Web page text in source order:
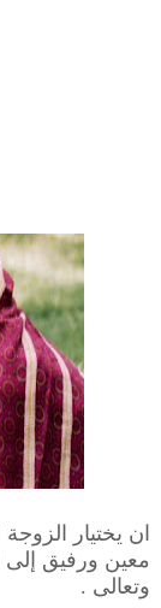
ان يختيار
معين ورفيق إلى
وتعالى .